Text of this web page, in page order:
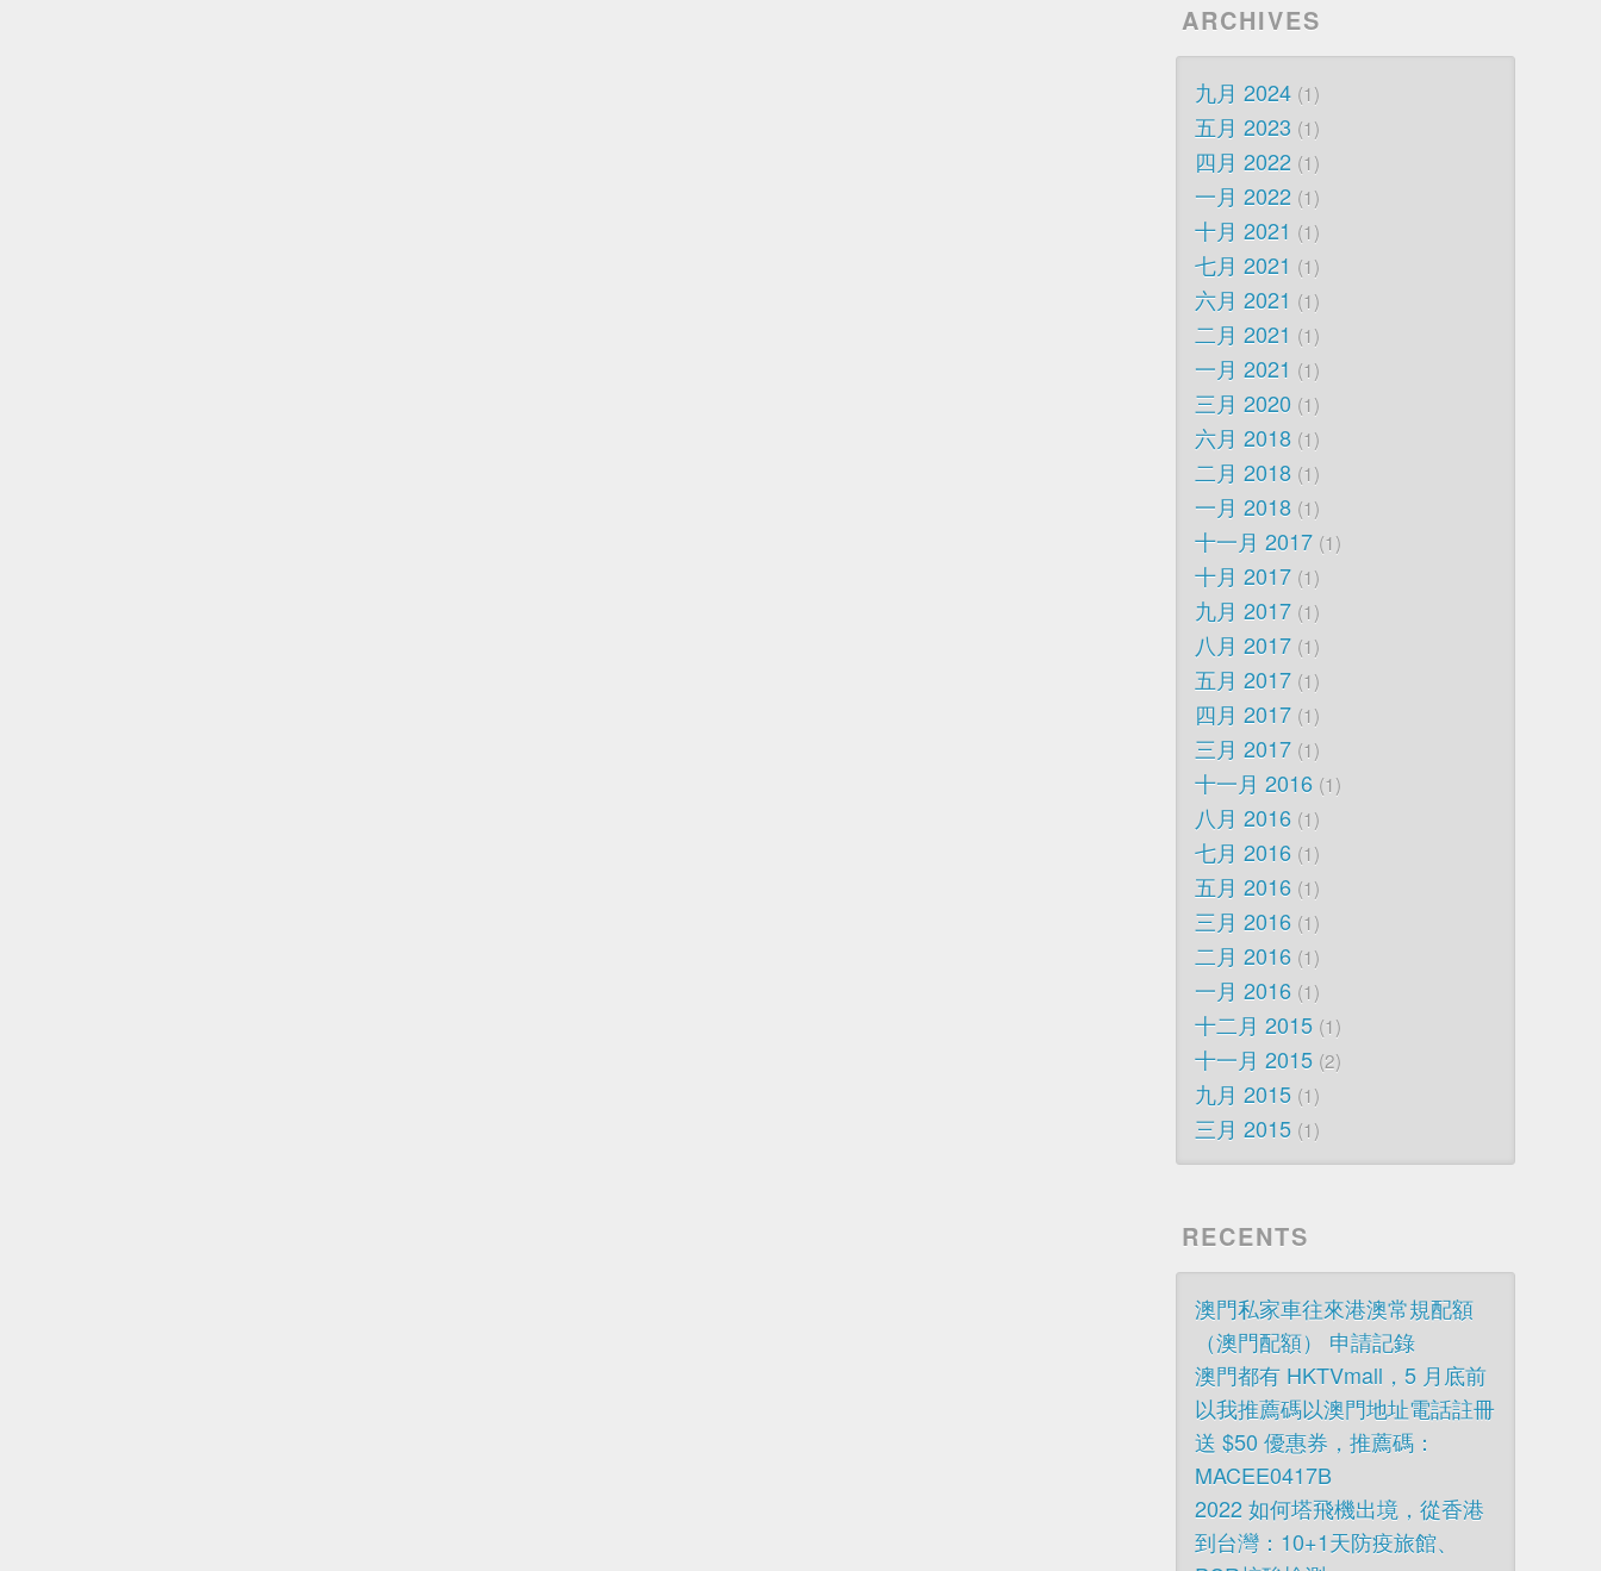
ARCHIVES
九月 2024 1
五月 2023 1
四月 2022 1
一月 2022 1
十月 2021 1
七月 2021 1
六月 2021 1
二月 2021 1
一月 2021 1
三月 2020 1
六月 2018 1
二月 2018 1
一月 2018 1
十一月 2017 1
十月 2017 1
九月 2017 1
八月 2017 1
五月 2017 1
四月 2017 1
三月 2017 1
十一月 2016 1
八月 2016 1
七月 2016 1
五月 2016 1
三月 2016 1
二月 2016 1
一月 2016 1
十二月 2015 1
十一月 2015 2
九月 2015 1
三月 2015 1
RECENTS
澳門私家車往來港澳常規配額
（澳門配額） 申請記錄
澳門都有 HKTVmall，5 月底前
以我推薦碼以澳門地址電話註冊
送 $50 優惠券，推薦碼：
MACEE0417B
2022 如何塔飛機出境，從香港
到台灣：10+1天防疫旅館、